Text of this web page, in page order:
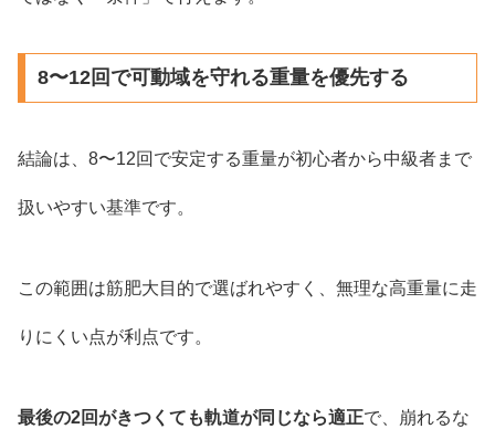
8〜12回で可動域を守れる重量を優先する
結論は、8〜12回で安定する重量が初心者から中級者まで
扱いやすい基準です。
この範囲は筋肥大目的で選ばれやすく、無理な高重量に走
りにくい点が利点です。
最後の2回がきつくても軌道が同じなら適正で、崩れるな